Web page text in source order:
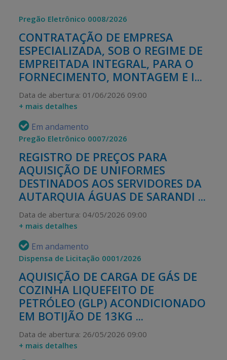
Pregão Eletrônico 0008/2026
CONTRATAÇÃO DE EMPRESA
ESPECIALIZADA, SOB O REGIME DE
EMPREITADA INTEGRAL, PARA O
FORNECIMENTO, MONTAGEM E I...
Data de abertura: 01/06/2026 09:00
+ mais detalhes
Em andamento
Pregão Eletrônico 0007/2026
REGISTRO DE PREÇOS PARA
AQUISIÇÃO DE UNIFORMES
DESTINADOS AOS SERVIDORES DA
AUTARQUIA ÁGUAS DE SARANDI ...
Data de abertura: 04/05/2026 09:00
+ mais detalhes
Em andamento
Dispensa de Licitação 0001/2026
AQUISIÇÃO DE CARGA DE GÁS DE
COZINHA LIQUEFEITO DE
PETRÓLEO (GLP) ACONDICIONADO
EM BOTIJÃO DE 13KG ...
Data de abertura: 26/05/2026 09:00
+ mais detalhes